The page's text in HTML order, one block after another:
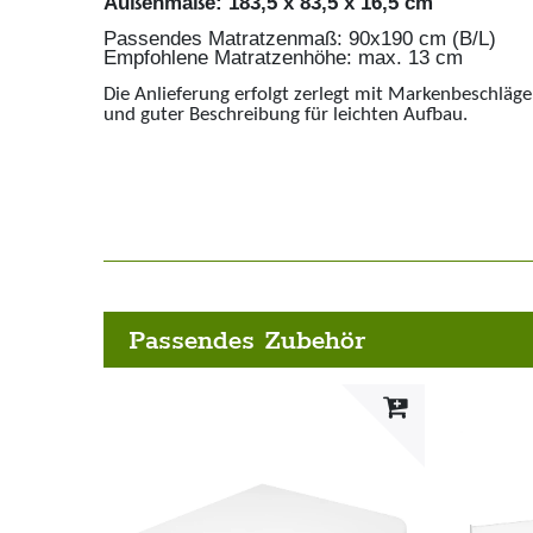
Passendes Matratzenmaß: 90x190 cm (B/L)
Empfohlene Matratzenhöhe: max. 13 cm
Die Anlieferung erfolgt zerlegt mit
und guter Beschreibung für leichten Aufbau.
Passendes Zubehör